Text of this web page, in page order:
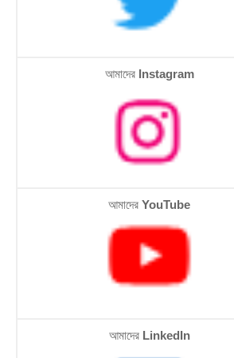
আমাদের Instagram
আমাদের YouTube
আমাদের LinkedIn